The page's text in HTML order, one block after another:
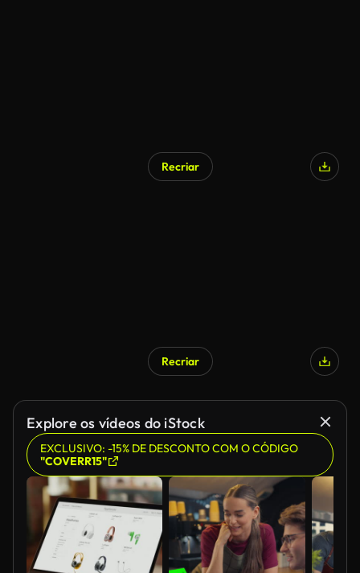
Recriar
Recriar
Explore os vídeos do iStock
EXCLUSIVO: -15% DE DESCONTO COM O CÓDIGO
"COVERR15"